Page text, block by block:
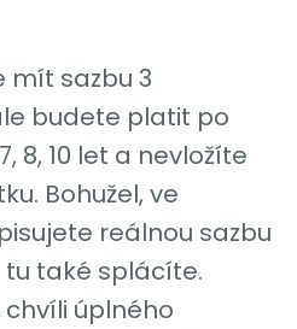
mít sazbu 3
budete platit po
8, 10 let a nevložíte
Bohužel, ve
reálnou sazbu
tu také splácíte.
úplného